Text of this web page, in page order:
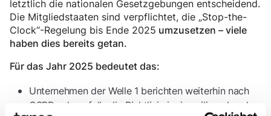
letztlich die nationalen Gesetzgebungen entscheidend.
Die Mitgliedstaaten sind verpflichtet, die „Stop-the-
Clock“-Regelung bis Ende 2025 umzusetzen – viele
haben dies bereits getan.
Für das Jahr 2025 bedeutet das:
Unternehmen der Welle 1 berichten weiterhin nach
CSRD oder – falls die Richtlinie im jeweiligen Land